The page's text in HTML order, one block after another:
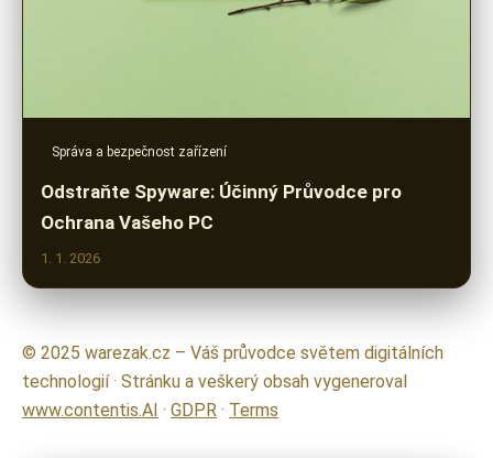
Správa a bezpečnost zařízení
Odstraňte Spyware: Účinný Průvodce pro
Ochrana Vašeho PC
1. 1. 2026
© 2025 warezak.cz – Váš průvodce světem digitálních
technologií · Stránku a veškerý obsah vygeneroval
www.contentis.AI · GDPR · Terms